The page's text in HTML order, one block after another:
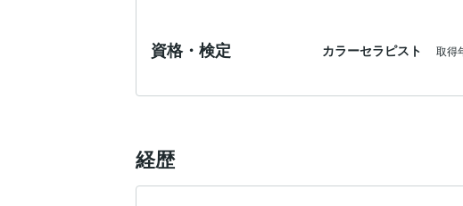
資格・検定 カラーセラピスト 取得
経歴